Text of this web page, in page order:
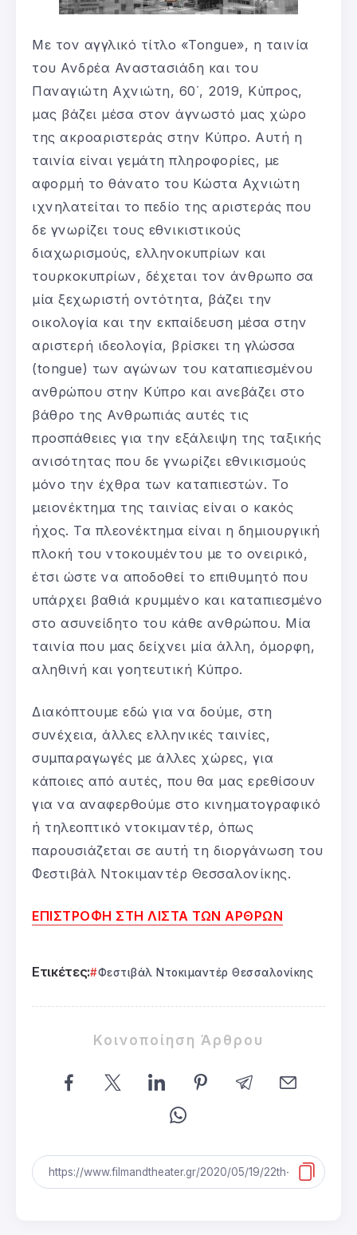
Με τον αγγλικό τίτλο «Tongue», η ταινία
του Ανδρέα Αναστασιάδη και του
Παναγιώτη Αχνιώτη, 60΄, 2019, Κύπρος,
μας βάζει μέσα στον άγνωστό μας χώρο
της ακροαριστεράς στην Κύπρο. Αυτή η
ταινία είναι γεμάτη πληροφορίες, με
αφορμή το θάνατο του Κώστα Αχνιώτη
ιχνηλατείται το πεδίο της αριστεράς που
δε γνωρίζει τους εθνικιστικούς
διαχωρισμούς, ελληνοκυπρίων και
τουρκοκυπρίων, δέχεται τον άνθρωπο σα
μία ξεχωριστή οντότητα, βάζει την
οικολογία και την εκπαίδευση μέσα στην
αριστερή ιδεολογία, βρίσκει τη γλώσσα
(tongue) των αγώνων του καταπιεσμένου
ανθρώπου στην Κύπρο και ανεβάζει στο
βάθρο της Ανθρωπιάς αυτές τις
προσπάθειες για την εξάλειψη της ταξικής
ανισότητας που δε γνωρίζει εθνικισμούς
μόνο την έχθρα των καταπιεστών. Το
μειονέκτημα της ταινίας είναι ο κακός
ήχος. Τα πλεονέκτημα είναι η δημιουργική
πλοκή του ντοκουμέντου με το ονειρικό,
έτσι ώστε να αποδοθεί το επιθυμητό που
υπάρχει βαθιά κρυμμένο και καταπιεσμένο
στο ασυνείδητο του κάθε ανθρώπου. Μία
ταινία που μας δείχνει μία άλλη, όμορφη,
αληθινή και γοητευτική Κύπρο.
Διακόπτουμε εδώ για να δούμε, στη
συνέχεια, άλλες ελληνικές ταινίες,
συμπαραγωγές με άλλες χώρες, για
κάποιες από αυτές, που θα μας ερεθίσουν
για να αναφερθούμε στο κινηματογραφικό
ή τηλεοπτικό ντοκιμαντέρ, όπως
παρουσιάζεται σε αυτή τη διοργάνωση του
Φεστιβάλ Ντοκιμαντέρ Θεσσαλονίκης.
ΕΠΙΣΤΡΟΦΗ ΣΤΗ ΛΙΣΤΑ ΤΩΝ ΑΡΘΡΩΝ
Ετικέτες: Φεστιβάλ Ντοκιμαντέρ Θεσσαλονίκης
Κοινοποίηση Άρθρου